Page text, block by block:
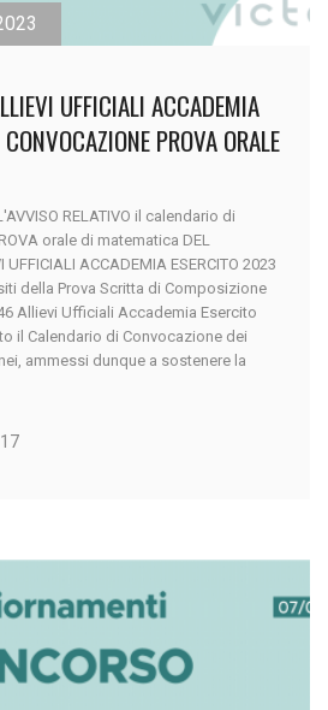
UFFICIALI ACCADEMIA
PROVA ORALE
RELATIVO il calendario di
orale di matematica DEL
UFFICIALI ACCADEMIA ESERCITO 2023
della Prova Scritta di Composizione
Allievi Ufficiali Accademia Esercito
il Calendario di Convocazione dei
ammessi dunque a sostenere la